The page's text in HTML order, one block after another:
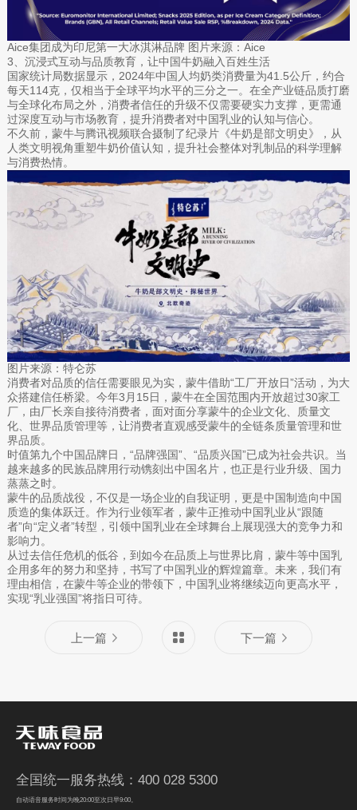
Aice集团成为印尼第一大冰淇淋品牌 图片来源：Aice
3、沉浸式互动与品质教育，让中国牛奶融入百姓生活
国家统计局数据显示，2024年中国人均奶类消费量为41.5公斤，约合
每天114克，仅相当于全球平均水平的三分之一。在全产业链品质打磨
与全球化布局之外，消费者信任的升级不仅需要硬实力支撑，更需通
过深度互动与市场教育，提升消费者对中国乳业的认知与信心。
不久前，蒙牛与腾讯视频联合摄制了纪录片《牛奶是部文明史》，从
人类文明视角重塑牛奶价值认知，提升社会整体对乳制品的科学理解
与消费热情。
图片来源：特仑苏
消费者对品质的信任需要眼见为实，蒙牛借助“工厂开放日”活动，为大
众搭建信任桥梁。今年3月15日，蒙牛在全国范围内开放超过30家工
厂，由厂长亲自接待消费者，面对面分享蒙牛的企业文化、质量文
化、世界品质管理等，让消费者直观感受蒙牛的全链条质量管理和世
界品质。
时值第九个中国品牌日，“品牌强国”、“品质兴国”已成为社会共识。当
越来越多的民族品牌用行动镌刻出中国名片，也正是行业升级、国力
蒸蒸之时。
蒙牛的品质战役，不仅是一场企业的自我证明，更是中国制造向中国
质造的集体跃迁。作为行业领军者，蒙牛正推动中国乳业从“跟随
者”向“定义者”转型，引领中国乳业在全球舞台上展现强大的竞争力和
影响力。
从过去信任危机的低谷，到如今在品质上与世界比肩，蒙牛等中国乳
企用多年的努力和坚持，书写了中国乳业的辉煌篇章。未来，我们有
理由相信，在蒙牛等企业的带领下，中国乳业将继续迈向更高水平，
实现“乳业强国”将指日可待。
上一篇 下一篇
全国统一服务热线：400 028 5300
自动语音服务时间为晚20:00至次日早9:00。